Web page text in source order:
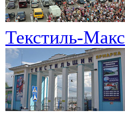
Текстиль-Макс